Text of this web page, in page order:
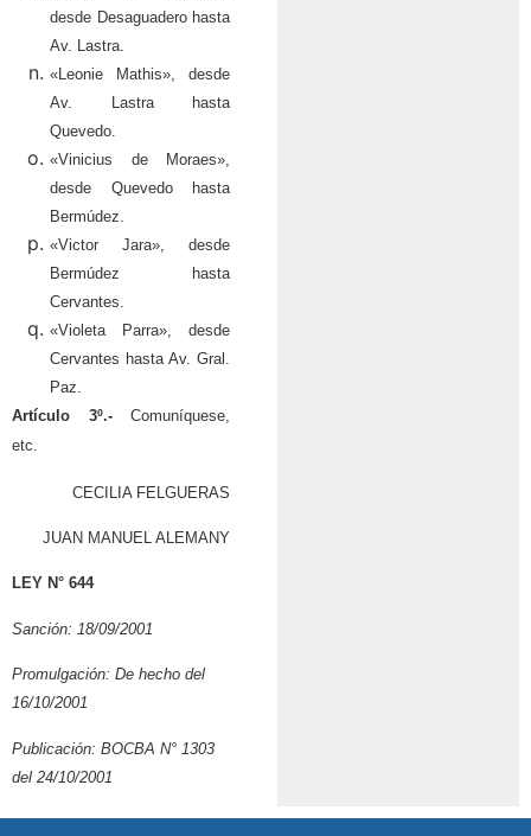
desde Desaguadero hasta
Av. Lastra.
«Leonie Mathis», desde
Av. Lastra hasta
Quevedo.
«Vinicius de Moraes»,
desde Quevedo hasta
Bermúdez.
«Victor Jara», desde
Bermúdez hasta
Cervantes.
«Violeta Parra», desde
Cervantes hasta Av. Gral.
Paz.
Artículo 3º.-Comuníquese,
etc.
CECILIA FELGUERAS
JUAN MANUEL ALEMANY
LEY N° 644
Sanción: 18/09/2001
Promulgación: De hecho del
16/10/2001
Publicación: BOCBA N° 1303
del 24/10/2001